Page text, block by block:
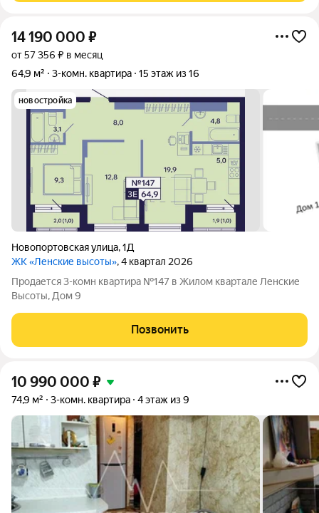
14 190 000 ₽
от 57 356 ₽ в месяц
64,9 м²
3-комн. квартира 15 этаж из 16
новостройка
Новопортовская улица,1Д
ЖК «Ленские высоты», 4 квартал 2026
Продается 3-комн квартира №147 в Жилом квартале Ленские
Высоты, Дом 9
Позвонить
10 990 000 ₽
74,9 м² 3-комн. квартира 4 этаж из 9